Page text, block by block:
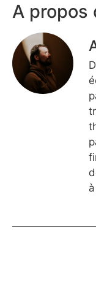
A propos